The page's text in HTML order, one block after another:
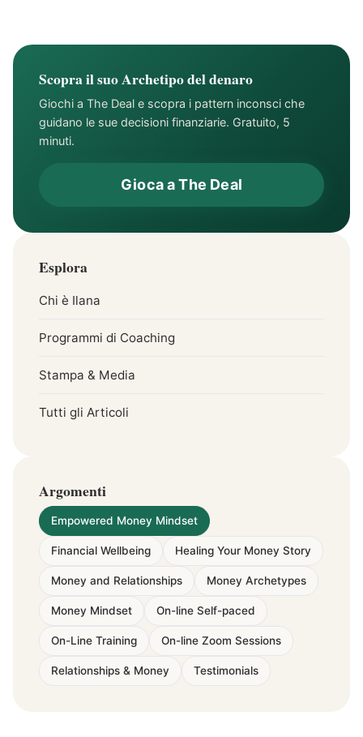
Scopra il suo Archetipo del denaro
Giochi a The Deal e scopra i pattern inconsci che
guidano le sue decisioni finanziarie. Gratuito, 5
minuti.
Gioca a The Deal
Esplora
Chi è Ilana
Programmi di Coaching
Stampa & Media
Tutti gli Articoli
Argomenti
Empowered Money Mindset
Financial Wellbeing Healing Your Money Story
Money and Relationships Money Archetypes
Money Mindset On-line Self-paced
On-Line Training On-line Zoom Sessions
Relationships & Money Testimonials